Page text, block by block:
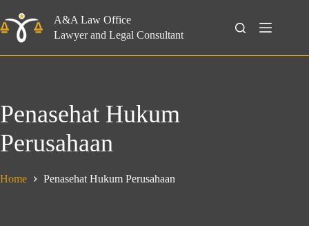
to
content
A&A Law Office
Lawyer and Legal Consultant
Search
Penasehat Hukum
Perusahaan
Home Penasehat Hukum Perusahaan